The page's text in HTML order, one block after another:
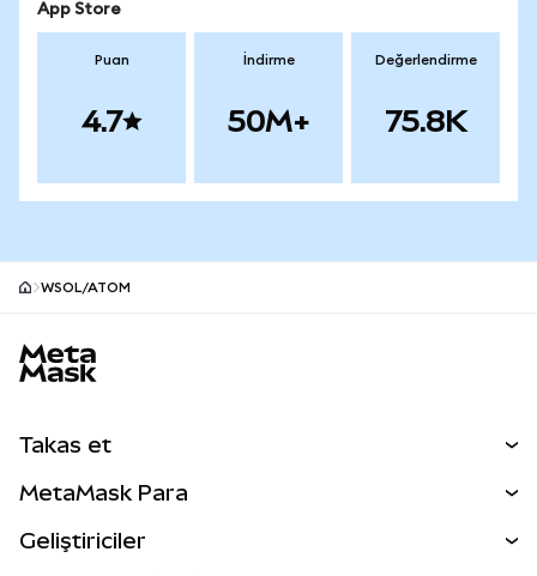
App Store
Puan
4.7
İndirme
50M+
Değerlendirme
75.8K
WSOL/ATOM
Takas et
Perps
MetaMask Para
Geliştiriciler